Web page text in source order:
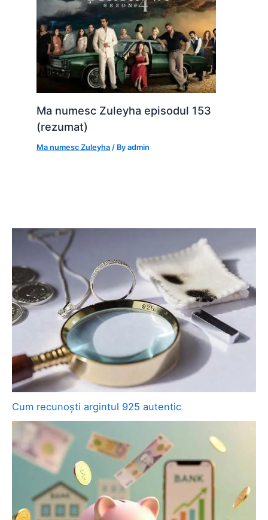
Ma numesc Zuleyha episodul 153
(rezumat)
Ma numesc Zuleyha / Byadmin
Cum recunoști argintul 925 autentic